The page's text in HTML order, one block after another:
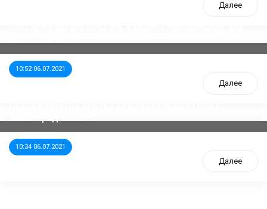
Далее
10:52 06.07.2021
Далее
10:34 06.07.2021
Далее